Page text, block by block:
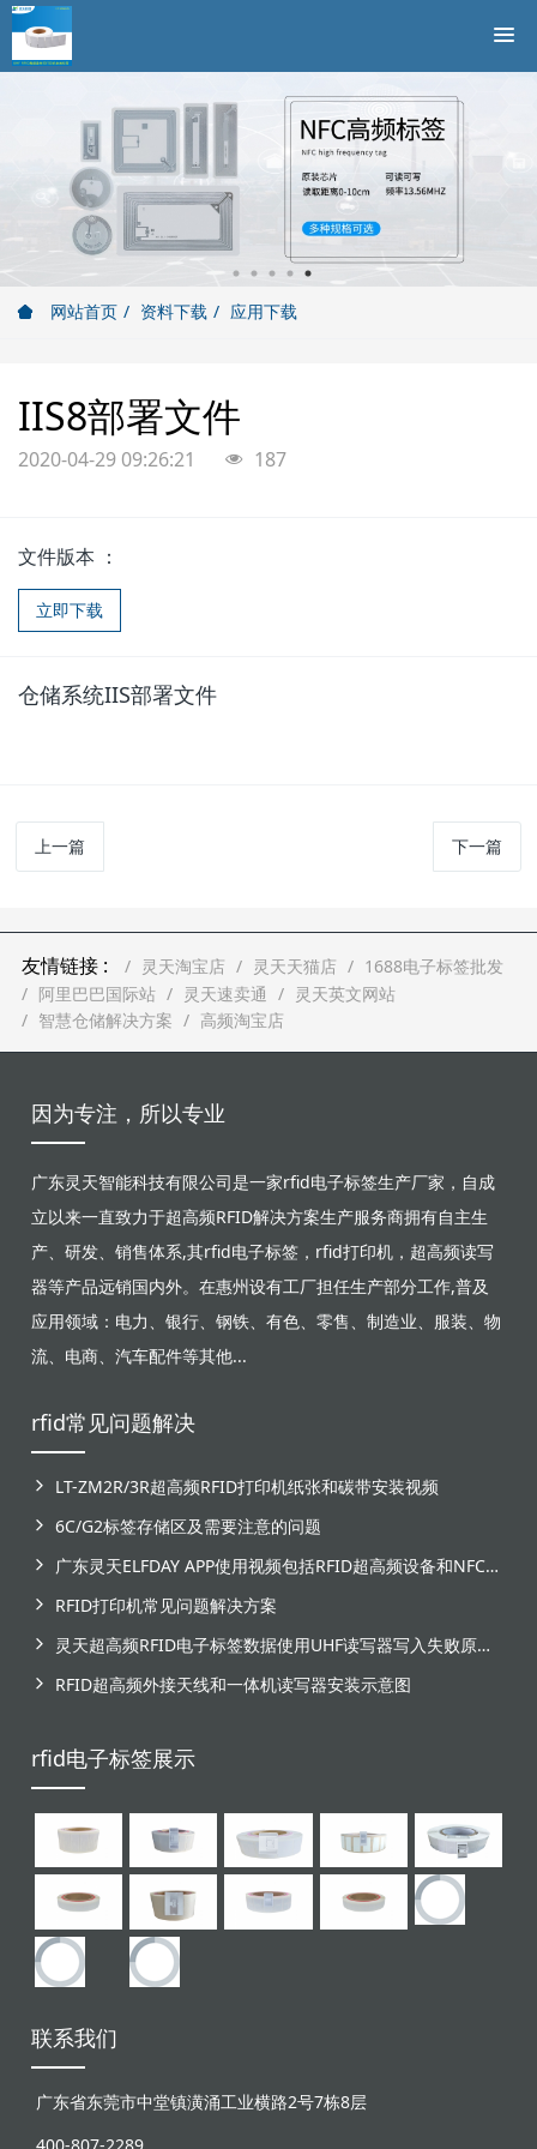
网站首页 资料下载 应用下载
IIS8部署文件
2020-04-29 09:26:21 187
文件版本 ：
立即下载
仓储系统IIS部署文件
上一篇 下一篇
友情链接 : 灵天淘宝店 灵天天猫店
1688电子标签批发
阿里巴巴国际站
灵天速卖通
灵天英文网站
智慧仓储解决方案
高频淘宝店
因为专注，所以专业
广东灵天智能科技有限公司是一家rfid电子标签生产厂家，自成
立以来一直致力于超高频RFID解决方案生产服务商拥有自主生
产、研发、销售体系,其rfid电子标签，rfid打印机，超高频读写
器等产品远销国内外。在惠州设有工厂担任生产部分工作,普及
应用领域：电力、银行、钢铁、有色、零售、制造业、服装、物
流、电商、汽车配件等其他...
rfid常见问题解决
LT-ZM2R/3R超高频RFID打印机纸张和碳带安装视频
6C/G2标签存储区及需要注意的问题
广东灵天ELFDAY APP使用视频包括RFID超高频设备和NFC芯片标签感应
RFID打印机常见问题解决方案
灵天超高频RFID电子标签数据使用UHF读写器写入失败原因分析
RFID超高频外接天线和一体机读写器安装示意图
rfid电子标签展示
联系我们
广东省东莞市中堂镇潢涌工业横路2号7栋8层